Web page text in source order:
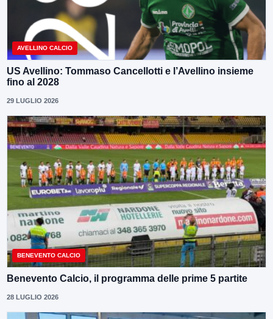
AVELLINO CALCIO
US Avellino: Tommaso Cancellotti e l’Avellino insieme
fino al 2028
29 LUGLIO 2026
BENEVENTO CALCIO
Benevento Calcio, il programma delle prime 5 partite
28 LUGLIO 2026